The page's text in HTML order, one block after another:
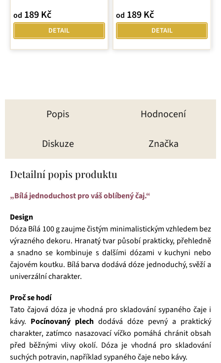
5,0
5
hvězdiček.
od 189 Kč
DETAIL
od 189 Kč
DETAIL
Popis Hodnocení
Diskuze Značka
Detailní popis produktu
„Bílá jednoduchost pro váš oblíbený čaj.“
Design
Dóza Bílá 100 g zaujme čistým minimalistickým vzhledem bez
výrazného dekoru. Hranatý tvar působí prakticky, přehledně
a snadno se kombinuje s dalšími dózami v kuchyni nebo
čajovém koutku. Bílá barva dodává dóze jednoduchý, svěží a
univerzální charakter.
Proč se hodí
Tato čajová dóza je vhodná pro skladování sypaného čaje i
kávy. Pocínovaný plech dodává dóze pevný a praktický
charakter, zatímco nasazovací víčko pomáhá chránit obsah
před běžnými vlivy okolí. Dóza je vhodná pro skladování
suchých potravin, například sypaného čaje nebo kávy.